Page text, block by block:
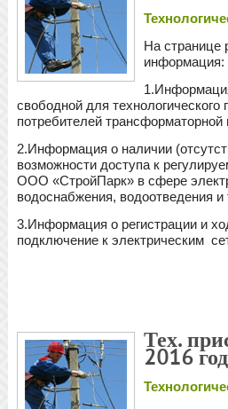
На
информация:
свободной для технологического
потребителей
2.Информация о наличии
возможности доступа к
ООО «СтройПарк» в сфере
водоснабжения, водоотведения
3.Информация о регистрации и
подключение к электрическим
Тех.
2016 год